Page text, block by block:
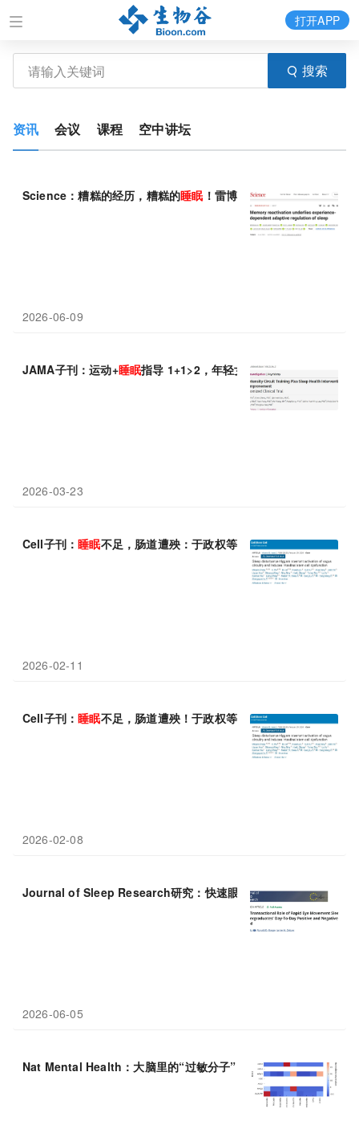
搜索
打开APP
资讯 会议 课程 空中讲坛
Science：糟糕的经历，糟糕的睡眠 ！雷博/钟毅团队发现过往经历
2026-06-09
JAMA子刊：运动+睡眠指导 1+1>2，年轻女性 8 周收获优质
2026-03-23
Cell子刊：睡眠不足，肠道遭殃：于政权等揭示睡眠障碍引发肠道
2026-02-11
Cell子刊：睡眠不足，肠道遭殃！于政权等揭示睡眠障碍引发肠道
2026-02-08
Journal of Sleep Research研究：快速眼动睡眠是情绪与睡眠
2026-06-05
Nat Mental Health：大脑里的“过敏分子”，组胺影响情绪、睡眠